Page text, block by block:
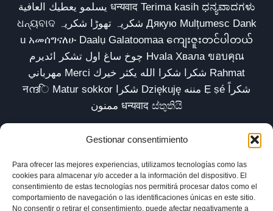
Gestionar consentimiento
Para ofrecer las mejores experiencias, utilizamos tecnologías como las
cookies para almacenar y/o acceder a la información del dispositivo. El
consentimiento de estas tecnologías nos permitirá procesar datos como el
comportamiento de navegación o las identificaciones únicas en este sitio.
No consentir o retirar el consentimiento, puede afectar negativamente a
يسلمو يعطيك العافية धन्यवाद Terima kasih ಧನ್ಯವಾದಗಳು
ଧନ୍ୟବାଦ شکریہ تھوڑا شکریہ Дякую Mulțumesc Dank
u አመሰግናለሁ Daalụ Galatoomaa ကျေးဇူးတင်ပါတယ်
چوخ ساغ اول تشکر ائدیرم Hvala Хвала ขอบคุณ
مهرباني Merci شكرا شكرا الله يكثر خيرك Rahmat
नന്ദि Matur sokkor شكرا Dziękuję مننه Ẹ ṣé شكراً
ممنون धन्यवाद ස්තුතියි
Inicio Biblioteca Parábolas TV
Comunidad
Esencia
Blog Política de privacidad